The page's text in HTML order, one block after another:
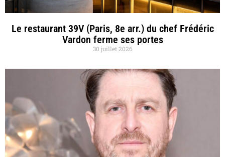
Le restaurant 39V (Paris, 8e arr.) du chef Frédéric
Vardon ferme ses portes
30 juillet 2026